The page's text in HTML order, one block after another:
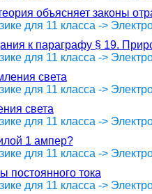
объясняет законы
для 11 класса ->
к параграфу § 19.
для 11 класса ->
света
для 11 класса ->
света
для 11 класса ->
1 ампер?
для 11 класса ->
постоянного тока
для 11 класса ->